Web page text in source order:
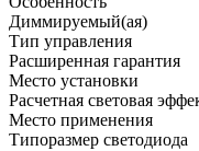
Диммируемый(ая)
Тип управления
Расширенная гарантия
Место установки
Расчетная световая
Место применения
Типоразмер светодиода